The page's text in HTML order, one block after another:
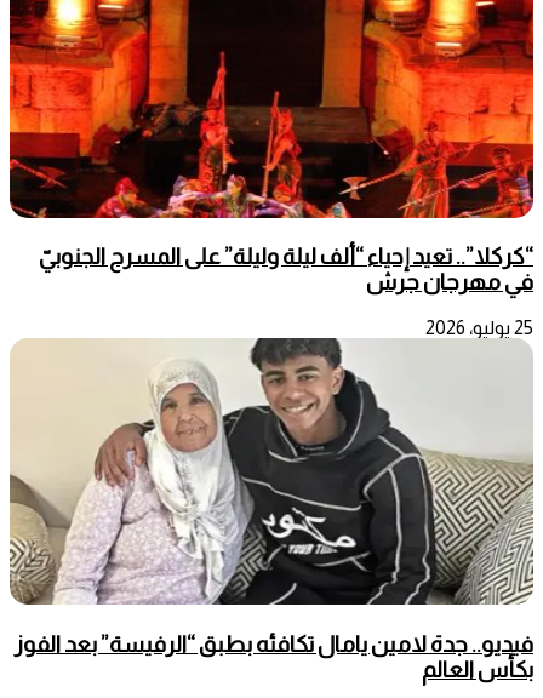
“كركلا”.. تعيد إحياء “ألف ليلة وليلة” على المسرح الجنوبيّ
في مهرجان جرش
25 يوليو، 2026
فيديو.. جدة لامين يامال تكافئه بطبق “الرفيسة” بعد الفوز
بكأس العالم